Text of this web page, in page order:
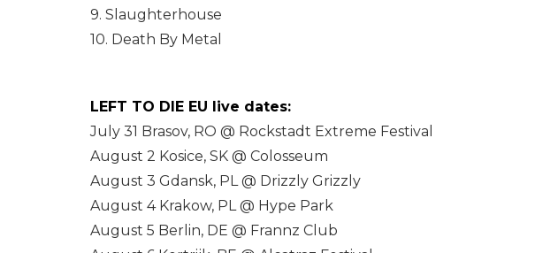
9. Slaughterhouse
10. Death By Metal
LEFT TO DIE EU live dates:
July 31 Brasov, RO @ Rockstadt Extreme Festival
August 2 Kosice, SK @ Colosseum
August 3 Gdansk, PL @ Drizzly Grizzly
August 4 Krakow, PL @ Hype Park
August 5 Berlin, DE @ Frannz Club